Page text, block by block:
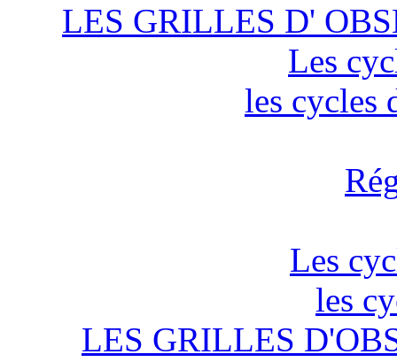
LES GRILLES D'
Les
les cycles
Les
les
LES GRILLES